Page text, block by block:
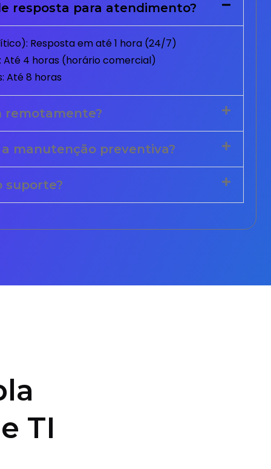
resposta para atendimento?
Resposta em até 1 hora (24/7)
Até 4 horas (horário comercial)
Até 8 horas
remotamente?
manutenção preventiva?
suporte?
TI